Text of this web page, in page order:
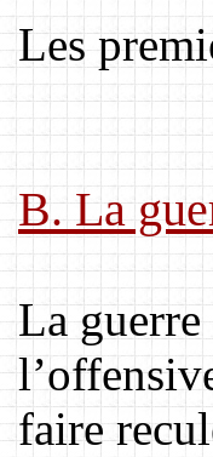
Les
B. La
La guerre
faire